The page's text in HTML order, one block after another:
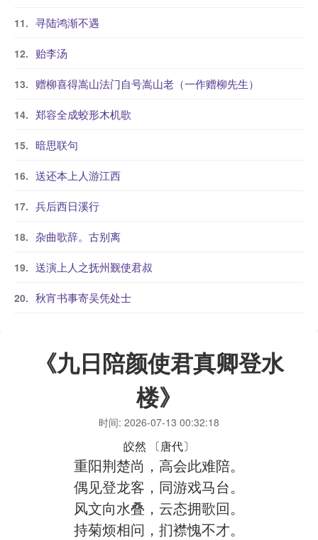
寻陆鸿渐不遇
贻李汤
赠柳喜得嵩山法门自号嵩山老（一作赠柳先生）
郑容全成蛟形木机歌
暗思联句
送还本上人游江西
兵后西日溪行
杂曲歌辞。古别离
送演上人之抚州觐使君叔
秋宵书事寄吴凭处士
《九日陪颜使君真卿登水
楼》
时间: 2026-07-13 00:32:18
皎然 〔唐代〕
重阳荆楚尚，高会此难陪。
偶见登龙客，同游戏马台。
风文向水叠，云态拥歌回。
持菊烦相问，扪襟愧不才。